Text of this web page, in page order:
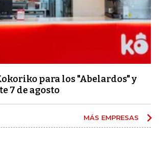
para los "Abelardos" y
7 de agosto
MÁS EMPRESAS